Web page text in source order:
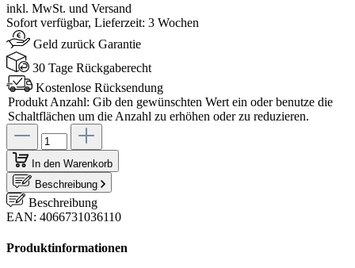
inkl. MwSt. und Versand
Sofort verfügbar, Lieferzeit: 3 Wochen
Geld zurück Garantie
30 Tage Rückgaberecht
Kostenlose Rücksendung
Produkt Anzahl: Gib den gewünschten Wert ein oder benutze die
Schaltflächen um die Anzahl zu erhöhen oder zu reduzieren.
In den Warenkorb
Beschreibung
Beschreibung
EAN: 4066731036110
Produktinformationen